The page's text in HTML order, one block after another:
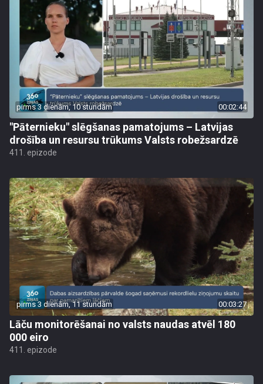
pirms 3 dienām, 10 stundām 00:02:44
"Pāternieku" slēgšanas pamatojums – Latvijas
drošība un resursu trūkums Valsts robežsardzē
411. epizode
pirms 3 dienām, 11 stundām 00:03:27
Lāču monitorēšanai no valsts naudas atvēl 180
000 eiro
411. epizode